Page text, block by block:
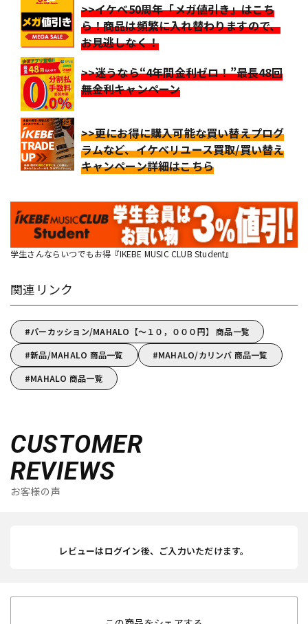
>>イケベ50周年「メガ値引き」はこち
ら！商品は頻繁に入れ替わりますので、
お見逃しなく！
>>迷うなら“4年間金利ゼロ！”最長48回
無金利キャンペーン
>>更にお得に購入可能な買い替えプログ
ラムなど、イケベリユース買取/買い替え
キャンペーン詳細はこちら
学生さんならいつでもお得『IKEBE MUSIC CLUB Student』
関連リンク
パーカッション/MAHALO【～１０，０００円】 商品一覧
新品/MAHALO 商品一覧
MAHALO/カリンバ 商品一覧
MAHALO 商品一覧
CUSTOMER
REVIEWS
お客様の声
レビューはログイン後、ご入力いただけます。